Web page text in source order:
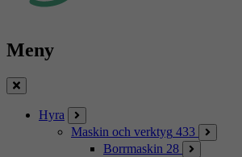
Meny
Stäng
Hyra
Maskin och verktyg 433
Borrmaskin 28